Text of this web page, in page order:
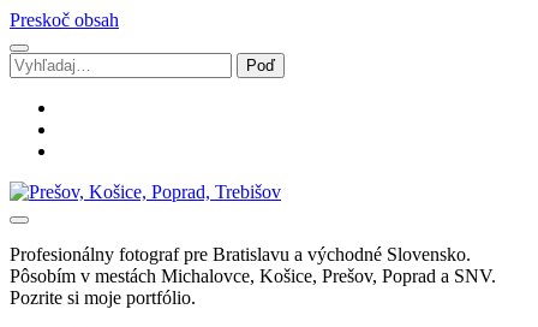
Preskoč obsah
Vyhľadávanie
Svadobný
fotograf
Zalibera
|
Spišská
Profesionálny fotograf pre Bratislavu a východné Slovensko.
Pôsobím v mestách Michalovce, Košice, Prešov, Poprad a SNV.
Pozrite si moje portfólio.